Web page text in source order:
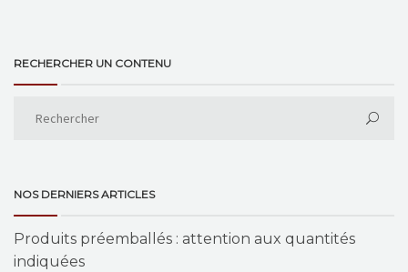
RECHERCHER UN CONTENU
NOS DERNIERS ARTICLES
Produits préemballés : attention aux quantités
indiquées